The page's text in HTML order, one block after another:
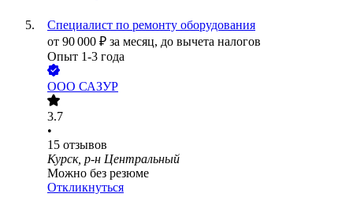
Специалист по ремонту оборудования
от 90 000 ₽ за месяц, до вычета налогов
Опыт 1-3 года
ООО САЗУР
3.7
•
15 отзывов
Курск, р-н Центральный
Можно без резюме
Откликнуться